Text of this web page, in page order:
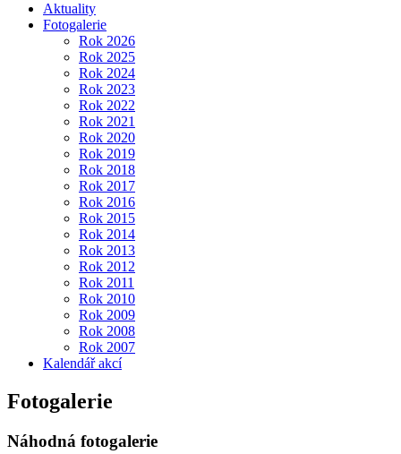
Aktuality
Fotogalerie
Rok 2026
Rok 2025
Rok 2024
Rok 2023
Rok 2022
Rok 2021
Rok 2020
Rok 2019
Rok 2018
Rok 2017
Rok 2016
Rok 2015
Rok 2014
Rok 2013
Rok 2012
Rok 2011
Rok 2010
Rok 2009
Rok 2008
Rok 2007
Kalendář akcí
Fotogalerie
Náhodná fotogalerie